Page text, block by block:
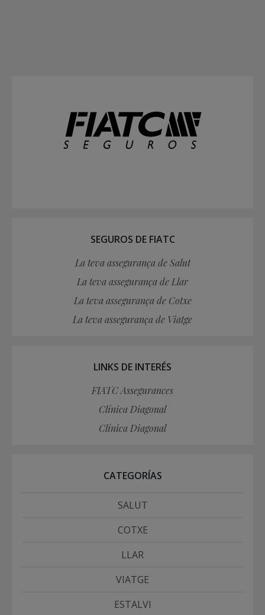
SEGUROS DE FIATC
La teva assegurança de Salut
La teva assegurança de Llar
La teva assegurança de Cotxe
La teva assegurança de Viatge
LINKS DE INTERÉS
FIATC Assegurances
Clínica Diagonal
Clínica Diagonal
CATEGORÍAS
SALUT
COTXE
LLAR
VIATGE
ESTALVI